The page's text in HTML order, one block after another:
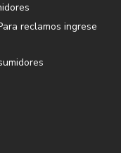
reclamos ingrese